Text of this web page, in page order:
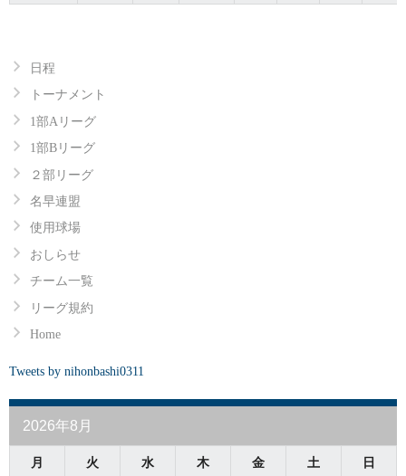
日程
トーナメント
1部Aリーグ
1部Bリーグ
２部リーグ
名早連盟
使用球場
おしらせ
チーム一覧
リーグ規約
Home
Tweets by nihonbashi0311
2026年8月
月 火 水 木 金 土 日